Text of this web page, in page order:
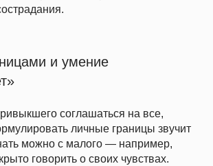
и умение
соглашаться на все,
личные границы звучит
можно с малого — например,
говорить о своих чувствах.